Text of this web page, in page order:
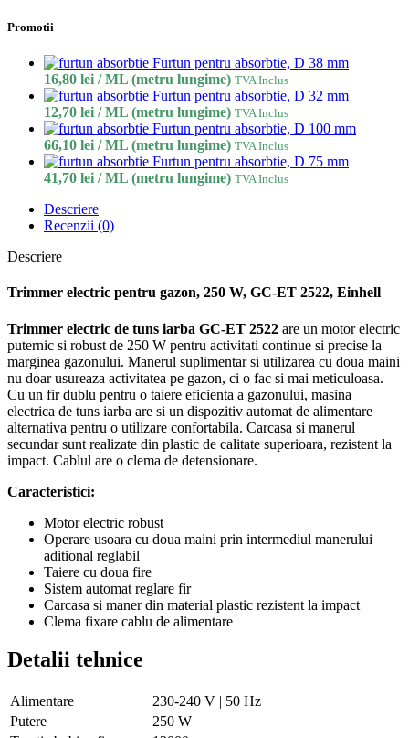
Promotii
Furtun pentru absorbtie, D 38 mm
16,80 lei / ML (metru lungime) TVA Inclus
Furtun pentru absorbtie, D 32 mm
12,70 lei / ML (metru lungime) TVA Inclus
Furtun pentru absorbtie, D 100 mm
66,10 lei / ML (metru lungime) TVA Inclus
Furtun pentru absorbtie, D 75 mm
41,70 lei / ML (metru lungime) TVA Inclus
Descriere
Recenzii (0)
Descriere
Trimmer electric pentru gazon, 250 W, GC-ET 2522, Einhell
Trimmer electric de tuns iarba GC-ET 2522 are un motor electric
puternic si robust de 250 W pentru activitati continue si precise la
marginea gazonului. Manerul suplimentar si utilizarea cu doua maini
nu doar usureaza activitatea pe gazon, ci o fac si mai meticuloasa.
Cu un fir dublu pentru o taiere eficienta a gazonului, masina
electrica de tuns iarba are si un dispozitiv automat de alimentare
alternativa pentru o utilizare confortabila. Carcasa si manerul
secundar sunt realizate din plastic de calitate superioara, rezistent la
impact. Cablul are o clema de detensionare.
Caracteristici:
Motor electric robust
Operare usoara cu doua maini prin intermediul manerului
aditional reglabil
Taiere cu doua fire
Sistem automat reglare fir
Carcasa si maner din material plastic rezistent la impact
Clema fixare cablu de alimentare
Detalii tehnice
Alimentare
230-240 V | 50 Hz
Putere
250 W